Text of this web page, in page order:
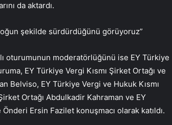
da aktardı.
şekilde sürdürdüğünü görüyoruz”
oturumunun moderatörlüğünü ise EY Türkiye
EY Türkiye Vergi Kısmı Şirket Ortağı ve
Belviso, EY Türkiye Vergi ve Hukuk Kısmı
Ortağı Abdulkadir Kahraman ve EY
Ersin Fazilet konuşmacı olarak katıldı.